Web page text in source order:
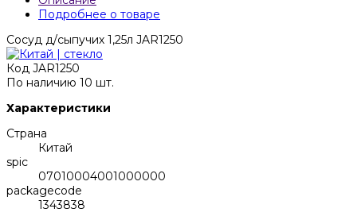
Подробнее о товаре
Сосуд д/сыпучих 1,25л JAR1250
Код JAR1250
По наличию 10 шт.
Характеристики
Страна
Китай
spic
07010004001000000
packagecode
1343838